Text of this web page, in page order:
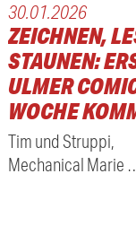
30.01.2026
ZEICHNEN,
STAUNEN:
ULMER
WOCHE
Tim und Struppi,
Mechanical Marie